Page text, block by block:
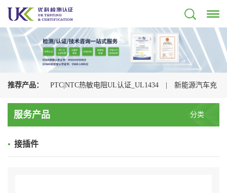
推荐产品： PTC|NTC热敏电阻UL认证_UL1434 | 新能源汽车充
电枪检测认证机构 光伏连接器认证机构_UL+CSA+TUV+CQC一
服务产品 分类
• 接插件